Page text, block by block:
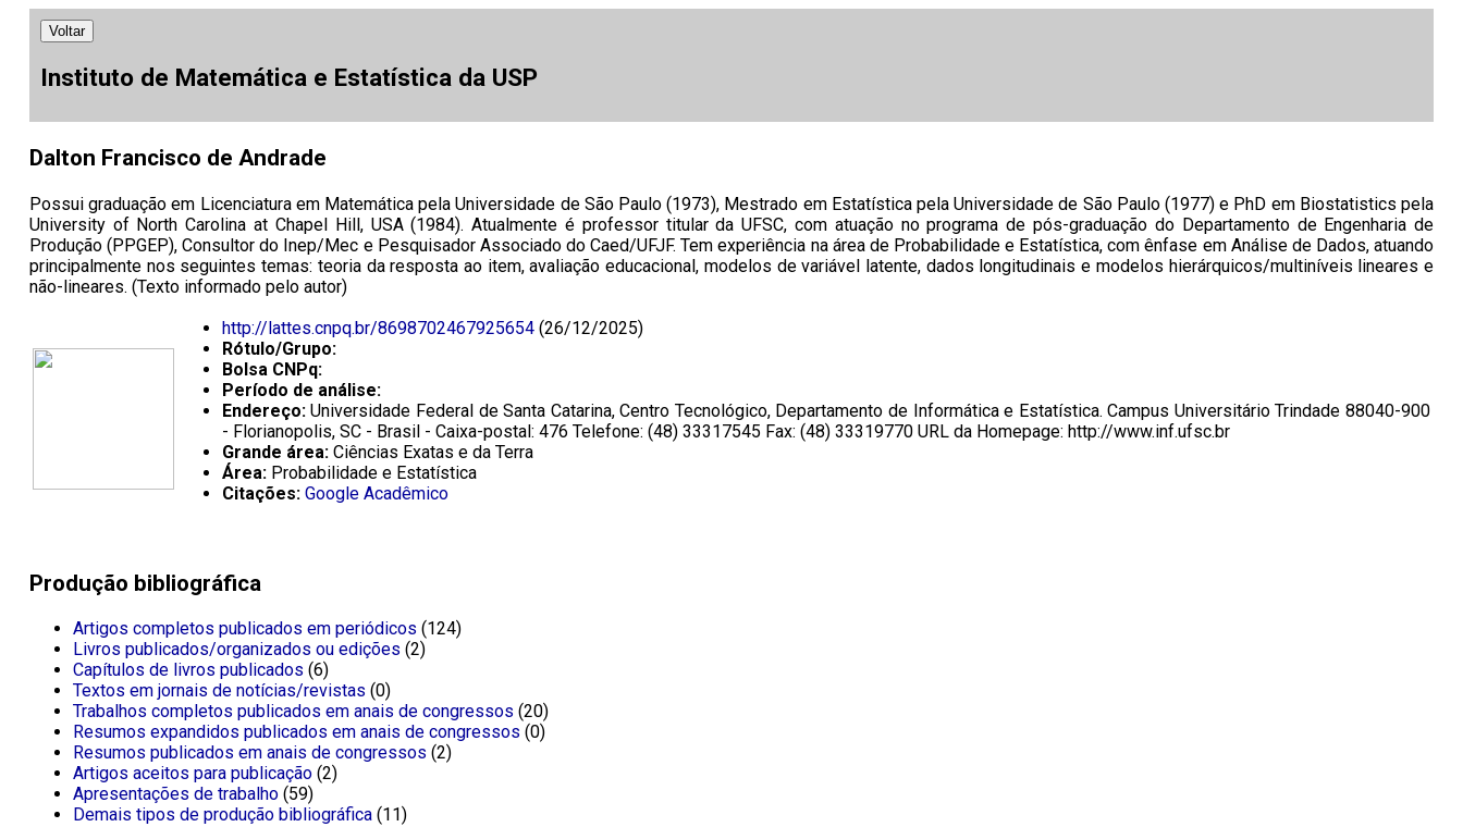
Voltar
Instituto de Matemática e Estatística da USP
Dalton Francisco de Andrade
Possui graduação em Licenciatura em Matemática pela Universidade de São Paulo (1973), Mestrado em Estatística pela Universidade de São Paulo (1977) e PhD em Biostatistics pela
University of North Carolina at Chapel Hill, USA (1984). Atualmente é professor titular da UFSC, com atuação no programa de pós-graduação do Departamento de Engenharia de
Produção (PPGEP), Consultor do Inep/Mec e Pesquisador Associado do Caed/UFJF. Tem experiência na área de Probabilidade e Estatística, com ênfase em Análise de Dados, atuando
principalmente nos seguintes temas: teoria da resposta ao item, avaliação educacional, modelos de variável latente, dados longitudinais e modelos hierárquicos/multiníveis lineares e
não-lineares. (Texto informado pelo autor)
http://lattes.cnpq.br/8698702467925654(26/12/2025)
Rótulo/Grupo:
Bolsa CNPq:
Período de análise:
Endereço:Universidade Federal de Santa Catarina, Centro Tecnológico, Departamento de Informática e Estatística. Campus Universitário Trindade 88040-900
- Florianopolis, SC - Brasil - Caixa-postal: 476 Telefone: (48) 33317545 Fax: (48) 33319770 URL da Homepage: http://www.inf.ufsc.br
Grande área:Ciências Exatas e da Terra
Área:Probabilidade e Estatística
Citações: Google Acadêmico
Produção bibliográfica
Artigos completos publicados em periódicos (124)
Livros publicados/organizados ou edições (2)
Capítulos de livros publicados (6)
Textos em jornais de notícias/revistas (0)
Trabalhos completos publicados em anais de congressos (20)
Resumos expandidos publicados em anais de congressos (0)
Resumos publicados em anais de congressos (2)
Artigos aceitos para publicação(2)
Apresentações de trabalho(59)
Demais tipos de produção bibliográfica(11)